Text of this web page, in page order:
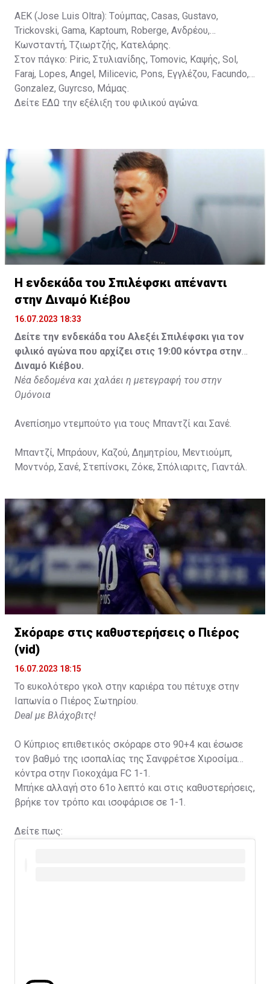
ΑΕΚ (Jose Luis Oltra): Tούμπας, Casas, Gustavo,
Trickovski, Gama, Κaptoum, Roberge, Aνδρέου,
Κωνσταντή, Τζιωρτζής, Κατελάρης.
Στον πάγκο: Piric, Στυλιανίδης, Tomovic, Καψής, Sol,
Faraj, Lopes, Angel, Milicevic, Pons, Εγγλέζου, Facundo,
Gonzalez, Guyrcso, Μάμας.
Δείτε ΕΔΩ την εξέλιξη του φιλικού αγώνα.
Η ενδεκάδα του Σπιλέφσκι απέναντι
στην Διναμό Κιέβου
16.07.2023 18:33
Δείτε την ενδεκάδα του Αλεξέι Σπιλέφσκι για τον
φιλικό αγώνα που αρχίζει στις 19:00 κόντρα στην
Διναμό Κιέβου.
Νέα δεδομένα και χαλάει η μετεγραφή του στην
Ομόνοια
Ανεπίσημο ντεμπούτο για τους Μπαντζί και Σανέ.
Μπαντζί, Μπράουν, Καζού, Δημητρίου, Μεντιούμπ,
Μοντνόρ, Σανέ, Στεπίνσκι, Ζόκε, Σπόλιαριτς, Γιαντάλ.
Σκόραρε στις καθυστερήσεις ο Πιέρος
(vid)
16.07.2023 18:15
Το ευκολότερο γκολ στην καριέρα του πέτυχε στην
Ιαπωνία ο Πιέρος Σωτηρίου.
Deal με Βλάχοβιτς!
Ο Κύπριος επιθετικός σκόραρε στο 90+4 και έσωσε
τον βαθμό της ισοπαλίας της Σανφρέτσε Χιροσίμα
κόντρα στην Γιοκοχάμα FC 1-1.
Μπήκε αλλαγή στο 61ο λεπτό και στις καθυστερήσεις,
βρήκε τον τρόπο και ισοφάρισε σε 1-1.
Δείτε πως: